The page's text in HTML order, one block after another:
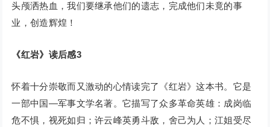
头颅洒热血，我们要继承他们的遗志，完成他们未竟的事
业，创造辉煌！
《红岩》读后感3
怀着十分崇敬而又激动的心情读完了《红岩》这本书。它是
一部中国—军事文学名著。它描写了众多革命英雄：成岗临
危不惧，视死如归；许云峰英勇斗敌，舍己为人；江姐受尽